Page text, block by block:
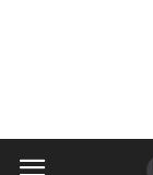
TamJestFajnie.pl